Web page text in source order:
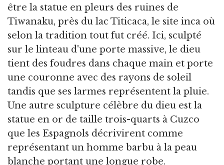
être la statue en pleurs des ruines de
Tiwanaku, près du lac Titicaca, le site inca où
selon la tradition tout fut créé. Ici, sculpté
sur le linteau d'une porte massive, le dieu
tient des foudres dans chaque main et porte
une couronne avec des rayons de soleil
tandis que ses larmes représentent la pluie.
Une autre sculpture célèbre du dieu est la
statue en or de taille trois-quarts à Cuzco
que les Espagnols décrivirent comme
représentant un homme barbu à la peau
blanche portant une longue robe.